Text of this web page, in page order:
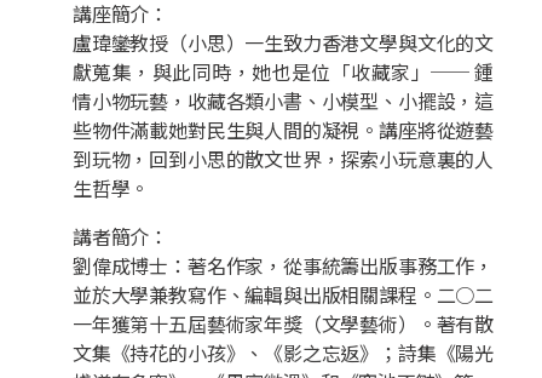
講座簡介：
盧瑋鑾教授（小思）一生致力香港文學與文化的文
獻蒐集，與此同時，她也是位「收藏家」── 鍾
情小物玩藝，收藏各類小書、小模型、小擺設，這
些物件滿載她對民生與人間的凝視。講座將從遊藝
到玩物，回到小思的散文世界，探索小玩意裏的人
生哲學。
講者簡介：
劉偉成博士：著名作家，從事統籌出版事務工作，
並於大學兼教寫作、編輯與出版相關課程。二○二
一年獲第十五屆藝術家年獎（文學藝術）。著有散
文集《持花的小孩》、《影之忘返》；詩集《陽光